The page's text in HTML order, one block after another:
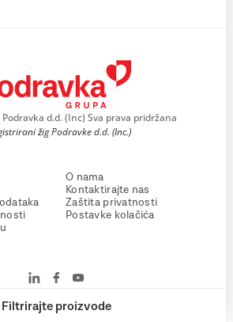
Filtrirajte proizvode
d.d. (Inc) Sva prava pridržana
žig Podravke d.d. (Inc.)
O nama
Kontaktirajte nas
Zaštita privatnosti
Postavke kolačića